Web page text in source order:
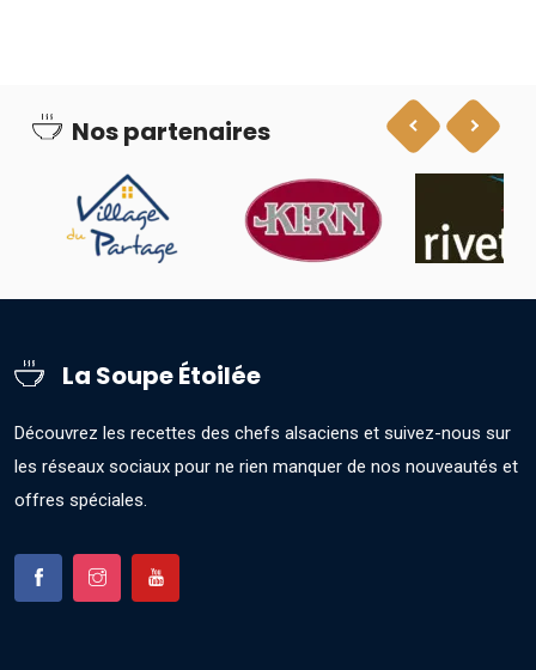
Nos partenaires
La Soupe Étoilée
Découvrez les recettes des chefs alsaciens et suivez-nous sur
les réseaux sociaux pour ne rien manquer de nos nouveautés et
offres spéciales.